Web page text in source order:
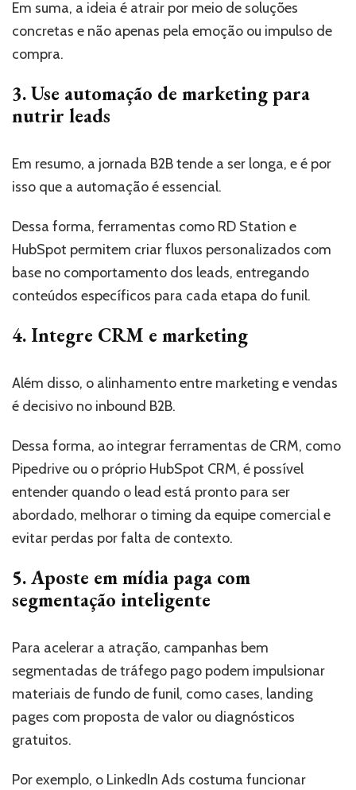
Em suma, a ideia é atrair por meio de soluções
concretas e não apenas pela emoção ou impulso de
compra.
3. Use automação de marketing para
nutrir leads
Em resumo, a jornada B2B tende a ser longa, e é por
isso que a automação é essencial.
Dessa forma, ferramentas como RD Station e
HubSpot permitem criar fluxos personalizados com
base no comportamento dos leads, entregando
conteúdos específicos para cada etapa do funil.
4. Integre CRM e marketing
Além disso, o alinhamento entre marketing e vendas
é decisivo no inbound B2B.
Dessa forma, ao integrar ferramentas de CRM, como
Pipedrive ou o próprio HubSpot CRM, é possível
entender quando o lead está pronto para ser
abordado, melhorar o timing da equipe comercial e
evitar perdas por falta de contexto.
5. Aposte em mídia paga com
segmentação inteligente
Para acelerar a atração, campanhas bem
segmentadas de tráfego pago podem impulsionar
materiais de fundo de funil, como cases, landing
pages com proposta de valor ou diagnósticos
gratuitos.
Por exemplo, o LinkedIn Ads costuma funcionar